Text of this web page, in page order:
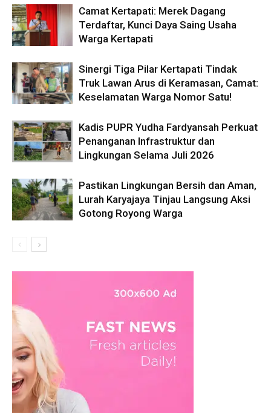
Camat Kertapati: Merek Dagang
Terdaftar, Kunci Daya Saing Usaha
Warga Kertapati
Sinergi Tiga Pilar Kertapati Tindak
Truk Lawan Arus di Keramasan, Camat:
Keselamatan Warga Nomor Satu!
Kadis PUPR Yudha Fardyansah Perkuat
Penanganan Infrastruktur dan
Lingkungan Selama Juli 2026
Pastikan Lingkungan Bersih dan Aman,
Lurah Karyajaya Tinjau Langsung Aksi
Gotong Royong Warga